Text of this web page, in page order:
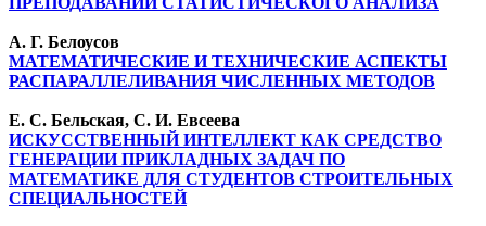
А. Г. Белоусов
МАТЕМАТИЧЕСКИЕ И ТЕХНИЧЕСКИЕ АСПЕКТЫ
РАСПАРАЛЛЕЛИВАНИЯ ЧИСЛЕННЫХ МЕТОДОВ
Е. С. Бельская, С. И. Евсеева
ИСКУССТВЕННЫЙ ИНТЕЛЛЕКТ КАК СРЕДСТВО
ГЕНЕРАЦИИ ПРИКЛАДНЫХ ЗАДАЧ ПО
МАТЕМАТИКЕ ДЛЯ СТУДЕНТОВ СТРОИТЕЛЬНЫХ
СПЕЦИАЛЬНОСТЕЙ